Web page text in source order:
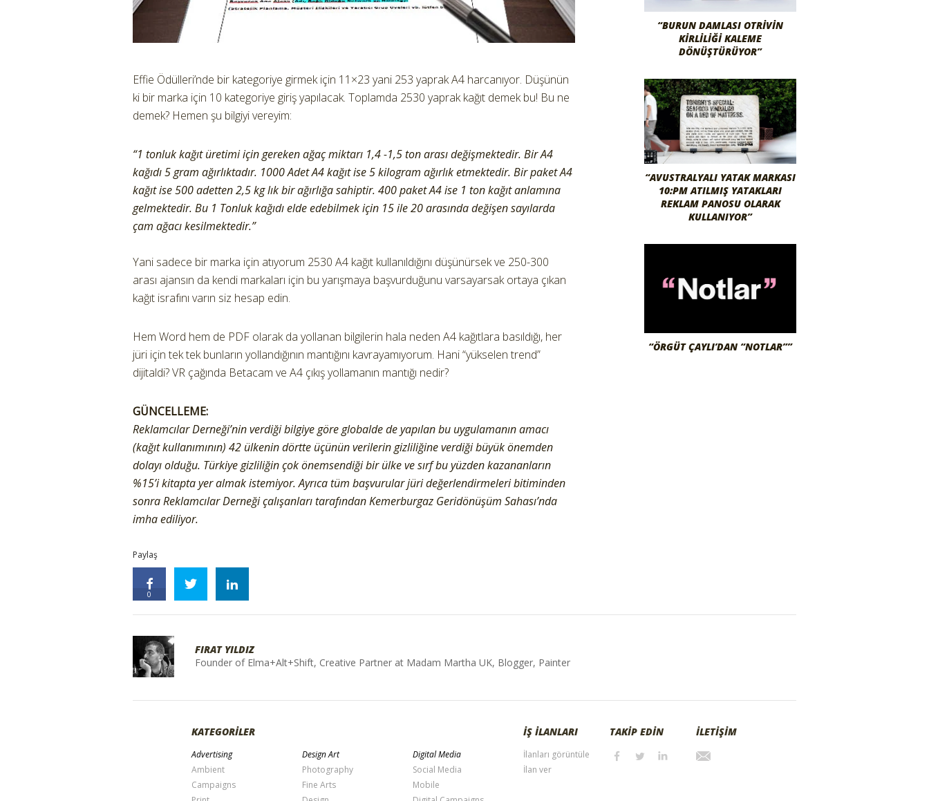
Effie Ödülleri’nde bir kategoriye girmek için 11×23 yani 253 yaprak A4 harcanıyor. Düşünün
ki bir marka için 10 kategoriye giriş yapılacak. Toplamda 2530 yaprak kağıt demek bu! Bu ne
demek? Hemen şu bilgiyi vereyim:
“1 tonluk kağıt üretimi için gereken ağaç miktarı 1,4 -1,5 ton arası değişmektedir. Bir A4
kağıdı 5 gram ağırlıktadır. 1000 Adet A4 kağıt ise 5 kilogram ağırlık etmektedir. Bir paket A4
kağıt ise 500 adetten 2,5 kg lık bir ağırlığa sahiptir. 400 paket A4 ise 1 ton kağıt anlamına
gelmektedir. Bu 1 Tonluk kağıdı elde edebilmek için 15 ile 20 arasında değişen sayılarda
çam ağacı kesilmektedir.”
Yani sadece bir marka için atıyorum 2530 A4 kağıt kullanıldığını düşünürsek ve 250-300
arası ajansın da kendi markaları için bu yarışmaya başvurduğunu varsayarsak ortaya çıkan
kağıt israfını varın siz hesap edin.
Hem Word hem de PDF olarak da yollanan bilgilerin hala neden A4 kağıtlara basıldığı, her
jüri için tek tek bunların yollandığının mantığını kavrayamıyorum. Hani “yükselen trend”
dijitaldi? VR çağında Betacam ve A4 çıkış yollamanın mantığı nedir?
GÜNCELLEME:
Reklamcılar Derneği’nin verdiği bilgiye göre globalde de yapılan bu uygulamanın amacı
(kağıt kullanımının) 42 ülkenin dörtte üçünün verilerin gizliliğine verdiği büyük önemden
dolayı olduğu. Türkiye gizliliğin çok önemsendiği bir ülke ve sırf bu yüzden kazananların
%15’i kitapta yer almak istemiyor. Ayrıca tüm başvurular jüri değerlendirmeleri bitiminden
sonra Reklamcılar Derneği çalışanları tarafından Kemerburgaz Geridönüşüm Sahası’nda
imha ediliyor.
Paylaş
0
“BURUN DAMLASI OTRIVIN
KIRLILIĞI KALEME
DÖNÜŞTÜRÜYOR”
“AVUSTRALYALI YATAK MARKASI
10:PM ATILMIŞ YATAKLARI
REKLAM PANOSU OLARAK
KULLANIYOR”
“ÖRGÜT ÇAYLI’DAN “NOTLAR””
FIRAT YILDIZ
Founder of Elma+Alt+Shift, Creative Partner at Madam Martha UK, Blogger, Painter
KATEGORİLER
Advertising
Ambient
Campaigns
Design Art
Photography
Fine Arts
Digital Media
Social Media
Mobile
İŞ İLANLARI
İlanları görüntüle
İlan ver
TAKİP EDİN İLETİŞİM